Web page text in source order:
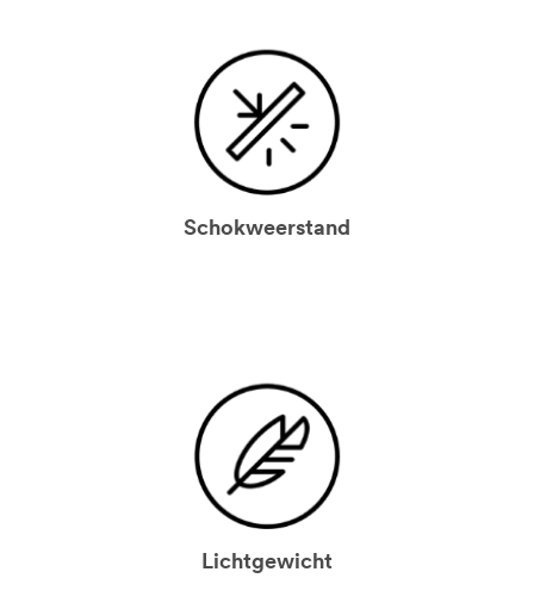
Schokweerstand
Lichtgewicht